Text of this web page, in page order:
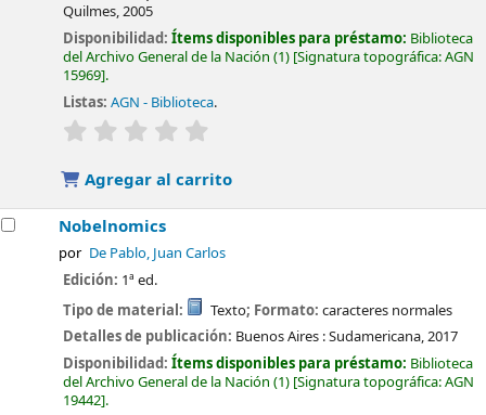
Quilmes,2005
Disponibilidad:Ítems disponibles para préstamo: Biblioteca
del Archivo General de la Nación (1) Signatura topográfica:AGN
15969 .
Listas: AGN - Biblioteca.
valoración
Agregar al carrito
Nobelnomics
por De Pablo, Juan Carlos
Edición: 1ª ed.
Tipo de material:
Texto; Formato: caracteres normales
Detalles de publicación: Buenos Aires :Sudamericana,2017
Disponibilidad:Ítems disponibles para préstamo: Biblioteca
del Archivo General de la Nación (1) Signatura topográfica:AGN
19442 .